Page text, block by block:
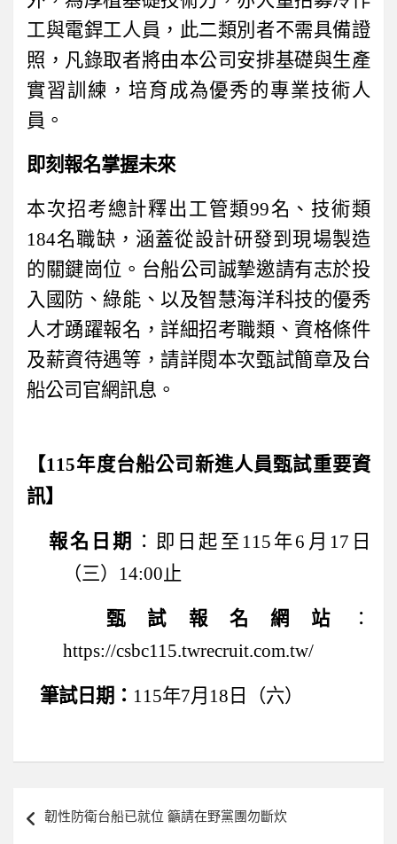
工與電銲工人員，此二類別者不需具備證
照，凡錄取者將由本公司安排基礎與生產
實習訓練，培育成為優秀的專業技術人
員。
即刻報名掌握未來
本次招考總計釋出工管類99名、技術類
184名職缺，涵蓋從設計研發到現場製造
的關鍵崗位。台船公司誠摯邀請有志於投
入國防、綠能、以及智慧海洋科技的優秀
人才踴躍報名，詳細招考職類、資格條件
及薪資待遇等，請詳閱本次甄試簡章及台
船公司官網訊息。
【115年度台船公司新進人員甄試重要資
訊】
報名日期 ：即日起至 115 年6 月 17 日
（三） 14:00 止
甄試報名網站
：
https://csbc115.twrecruit.com.tw/
筆試日期： 115年7月 18 日（六）
章
韌性防衛台船已就位 籲請在野黨團勿斷炊